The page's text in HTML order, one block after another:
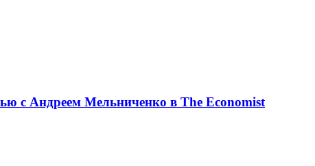
с Андреем Мельниченко в The Economist